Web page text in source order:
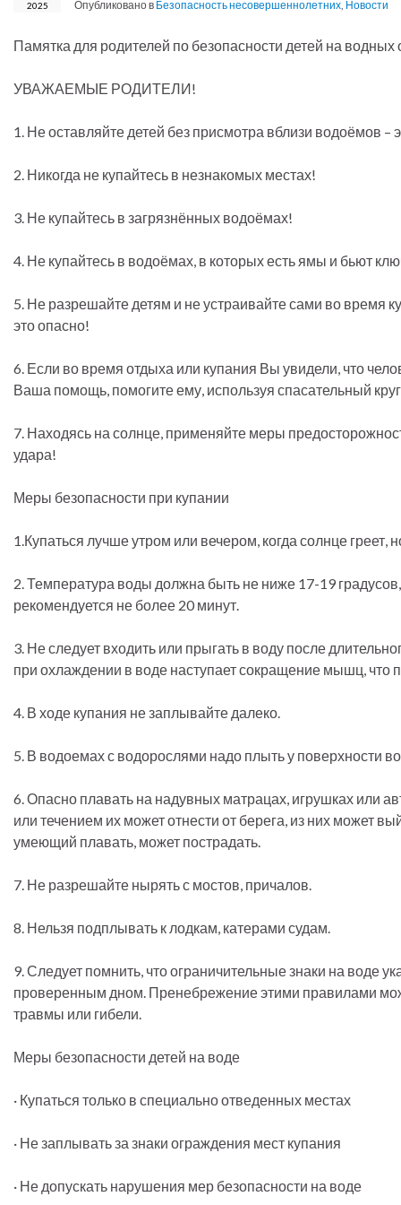
2025 Опубликовано в Безопасность несовершеннолетних Новости
Памятка для родителей по безопасности детей на водных
УВАЖАЕМЫЕ РОДИТЕЛИ!
1. Не оставляйте детей без присмотра вблизи водоёмов –
2. Никогда не купайтесь в незнакомых местах!
3. Не купайтесь в загрязнённых водоёмах!
4. Не купайтесь в водоёмах, в которых есть ямы и бьют
5. Не разрешайте детям и не устраивайте сами во время
это опасно!
6. Если во время отдыха или купания Вы увидели, что
Ваша помощь, помогите ему, используя спасательный
7. Находясь на солнце, применяйте меры
удара!
Меры безопасности при купании
1.Купаться лучше утром или вечером, когда солнце греет,
2. Температура воды должна быть не ниже 17-19
рекомендуется не более 20 минут.
3. Не следует входить или прыгать в воду после
при охлаждении в воде наступает сокращение мышц, что
4. В ходе купания не заплывайте далеко.
5. В водоемах с водорослями надо плыть у поверхности
6. Опасно плавать на надувных матрацах, игрушках или
или течением их может отнести от берега, из них может
умеющий плавать, может пострадать.
7. Не разрешайте нырять с мостов, причалов.
8. Нельзя подплывать к лодкам, катерами судам.
9. Следует помнить, что ограничительные знаки на воде
проверенным дном. Пренебрежение этими правилами
травмы или гибели.
Меры безопасности детей на воде
· Купаться только в специально отведенных местах
· Не заплывать за знаки ограждения мест купания
· Не допускать нарушения мер безопасности на воде